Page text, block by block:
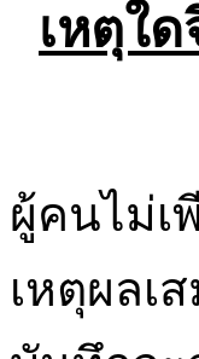
เหตุใ
ผู้คนไม่เ
เหตุผลเ